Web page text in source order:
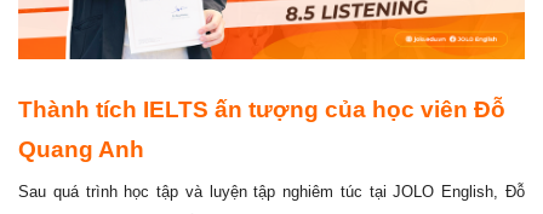
Thành tích IELTS ấn tượng của học viên Đỗ
Quang Anh
Sau quá trình học tập và luyện tập nghiêm túc tại JOLO English, Đỗ